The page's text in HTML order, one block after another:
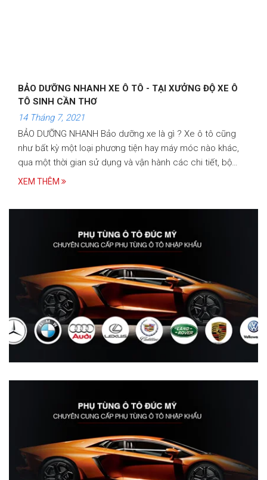
BẢO DƯỠNG NHANH XE Ô TÔ - TẠI XƯỞNG ĐỘ XE Ô
TÔ SINH CẦN THƠ
14 Tháng 7, 2021
BẢO DƯỠNG NHANH Bảo dưỡng xe là gì ? Xe ô tô cũng
như bất kỳ một loại phương tiện hay máy móc nào khác,
qua một thời gian sử dụng và vận hành các chi tiết, bộ
phận cấu thành đều bị mài mòn và giảm chất lượng
XEM THÊM